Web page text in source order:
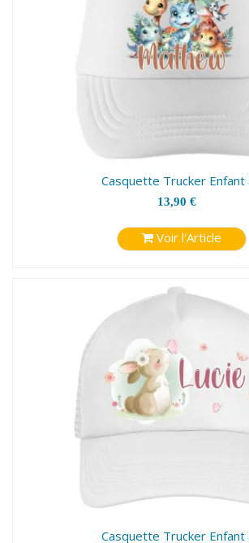
Casquette Trucker Enfant
13,90 €
Voir l'Article
Casquette Trucker Enfant